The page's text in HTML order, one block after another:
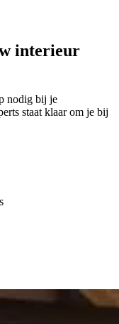
interieur
nodig bij je
staat klaar om je bij